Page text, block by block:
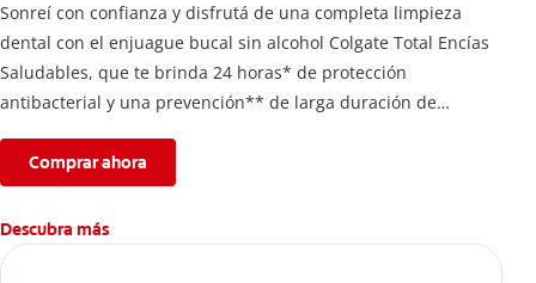
Sonreí con confianza y disfrutá de una completa limpieza
dental con el enjuague bucal sin alcohol Colgate Total Encías
Saludables, que te brinda 24 horas* de protección
antibacterial y una prevención** de larga duración de
Comprar ahora
Descubra más